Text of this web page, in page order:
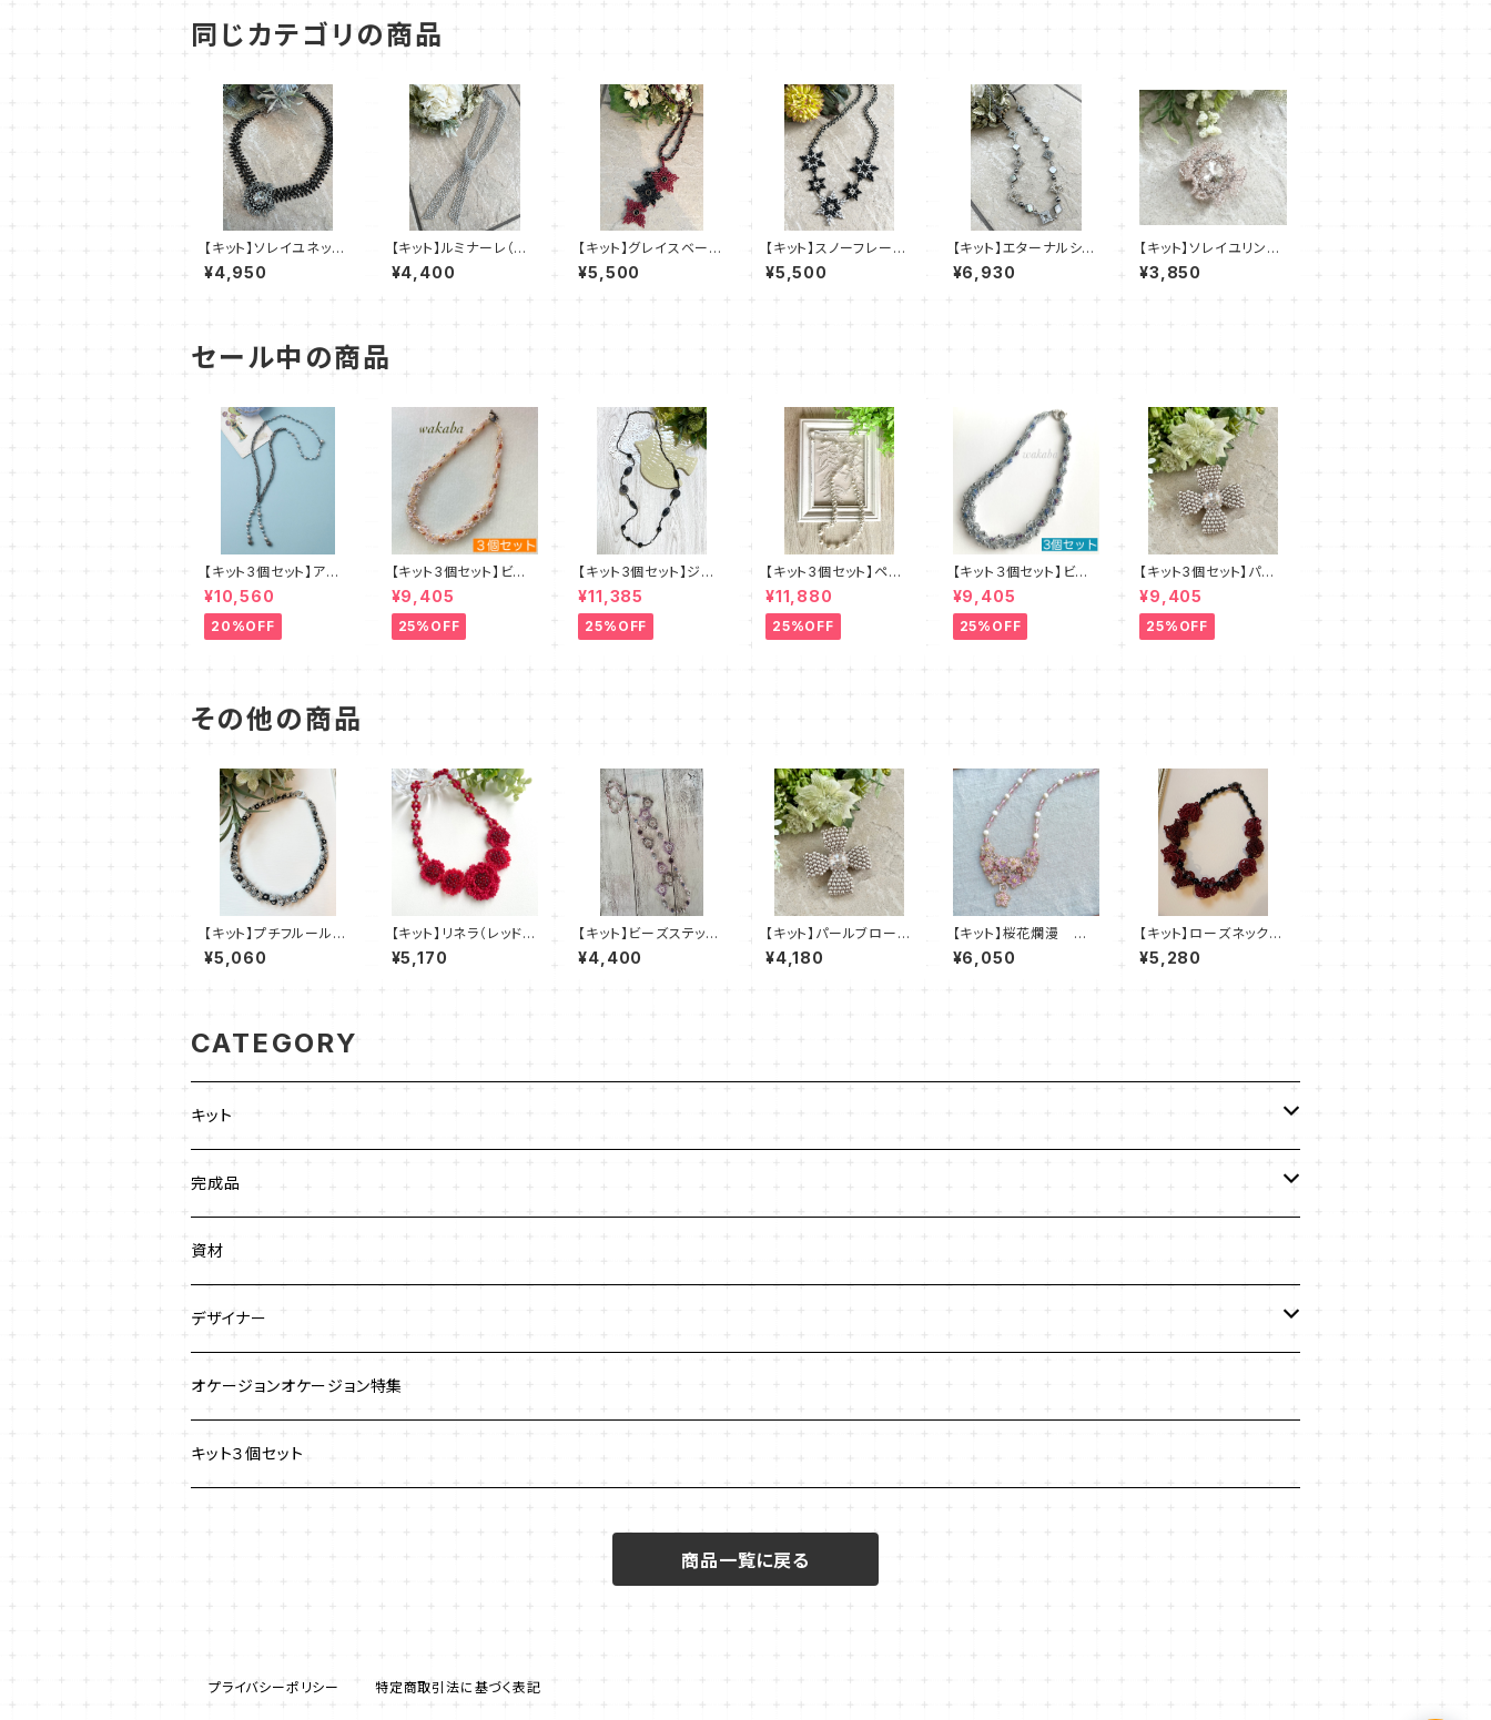
同じカテゴリの商品
【キット】ソレイユネック
レス（黒系）澤田美子
¥4,950
【キット】ルミナーレ（グ
レー系）澤田美子
¥4,400
【キット】グレイスベール
（赤黒系）澤田美子
¥5,500
【キット】スノーフレーク
（黒）澤田美子
¥5,500
【キット】エターナルシェ
ル 澤田美子
¥6,930
【キット】ソレイユリング
（ピンク系）澤田美子
¥3,850
セール中の商品
【キット3個セット】アル
セリア 新川智未
¥10,560
20%OFF
【キット3個セット】ビー
ズステッチキット・エクル
ー デザイン：清水理子
¥9,405
25%OFF
【キット3個セット】ジュ
エリークロッシェロング
ネックレス《ルント》クロ
amu＋塩川千映子 a
mu
¥11,385
25%OFF
【キット3個セット】ペレ
ンクロッシェ《ペルルロ
ング》全2色 amu＋塩
川千映子
¥11,880
25%OFF
【キット３個セット】ビー
ズステッチキット・ブルー
レース デザイン：清水
理子
¥9,405
25%OFF
【キット3個セット】パー
ルブローチ（ピンクベー
ジュ）澤田美子
¥9,405
25%OFF
その他の商品
【キット】プチフルール
（黒系）澤田美子
¥5,060
【キット】リネラ（レッド）
新川智未
¥5,170
【キット】ビーズステッチ
「ヴィオレッタ・ネックレ
ス」清水理子
¥4,400
【キット】パールブローチ
（ピンクベージュ）澤田
美子
¥4,180
【キット】桜花爛漫 新
川智未
¥6,050
【キット】ローズネックレ
ス（赤系）澤田美子
¥5,280
CATEGORY
キット
ビーズステッチ
ネックレス
ストラップ
リング
ジュエリークロッシェ
クロッシェ
ワイヤーワーク
ネックレス
チェインメイル
完成品
ネックレス
ブレスレット
ピアス
ブローチ
資材
デザイナー
澤田美子
新川智未
オケージョンオケージョン特集
キット３個セット
商品一覧に戻る
プライバシーポリシー 特定商取引法に基づく表記